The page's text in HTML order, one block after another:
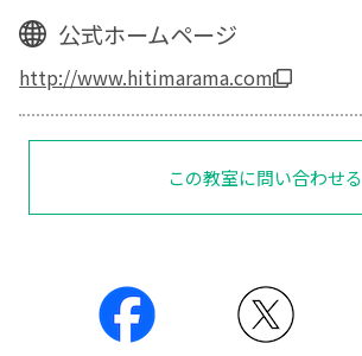
公式ホームページ
http://www.hitimarama.com
この教室に問い合わせる